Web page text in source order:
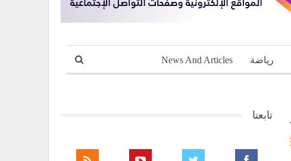
رياضة News And Articles
تابعنا